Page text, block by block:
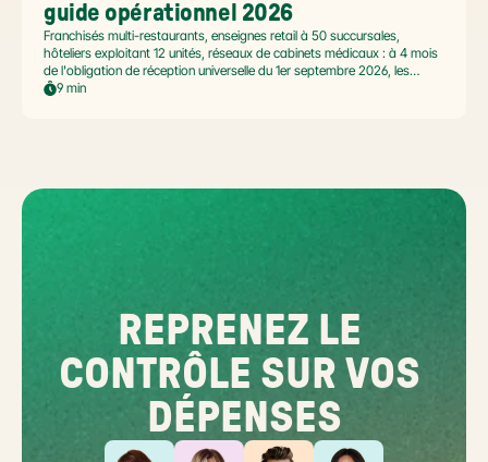
guide opérationnel 2026
Franchisés multi-restaurants, enseignes retail à 50 succursales,
hôteliers exploitant 12 unités, réseaux de cabinets médicaux : à 4 mois
de l'obligation de réception universelle du 1er septembre 2026, les
commerçants multi-établissement ont un défi spécifique. Ce guide
9 min
REPRENEZ LE
CONTRÔLE SUR VOS
DÉPENSES